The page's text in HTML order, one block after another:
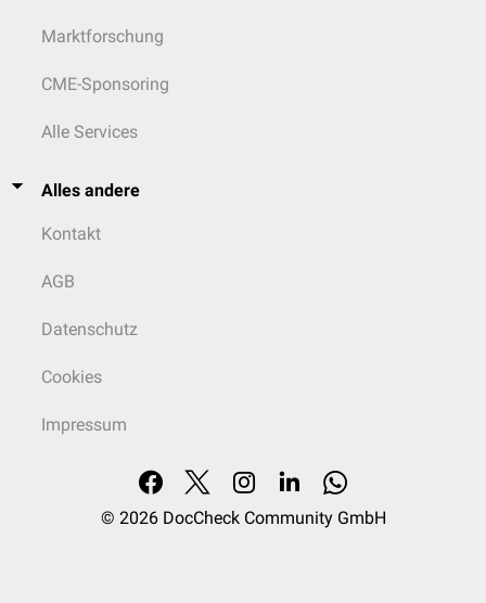
Marktforschung
CME-Sponsoring
Alle Services
Alles andere
Kontakt
AGB
Datenschutz
Cookies
Impressum
© 2026 DocCheck Community GmbH